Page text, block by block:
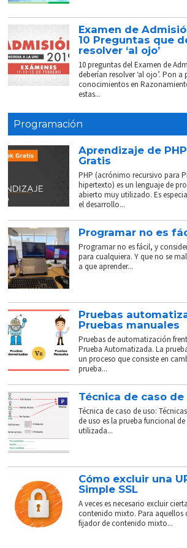
Examen de
10 Preguntas que
resolver ‘al ojo’
10 preguntas del Examen de
deberían resolver ‘al ojo’. Pon a
conocimientos en
estas...
Programación
Aprendizaje de
Gratis
PHP (acrónimo recursivo para
hipertexto) es un lenguaje de
abierto muy utilizado. Es
el desarrollo...
Programar no es
Programar no es fácil, y
para cualquiera. Y que no se
a que aprender...
Pruebas
Pruebas manuales
Pruebas de automatización
Prueba Automatizada. La
un proceso que consiste en
prueba...
Técnica de caso de
Técnica de caso de uso:
de uso es la prueba funcional
utilizada...
Cómo excluir una
Simple SSL
A veces es necesario excluir
contenido mixto. Para aquellos
fijador de contenido mixto...